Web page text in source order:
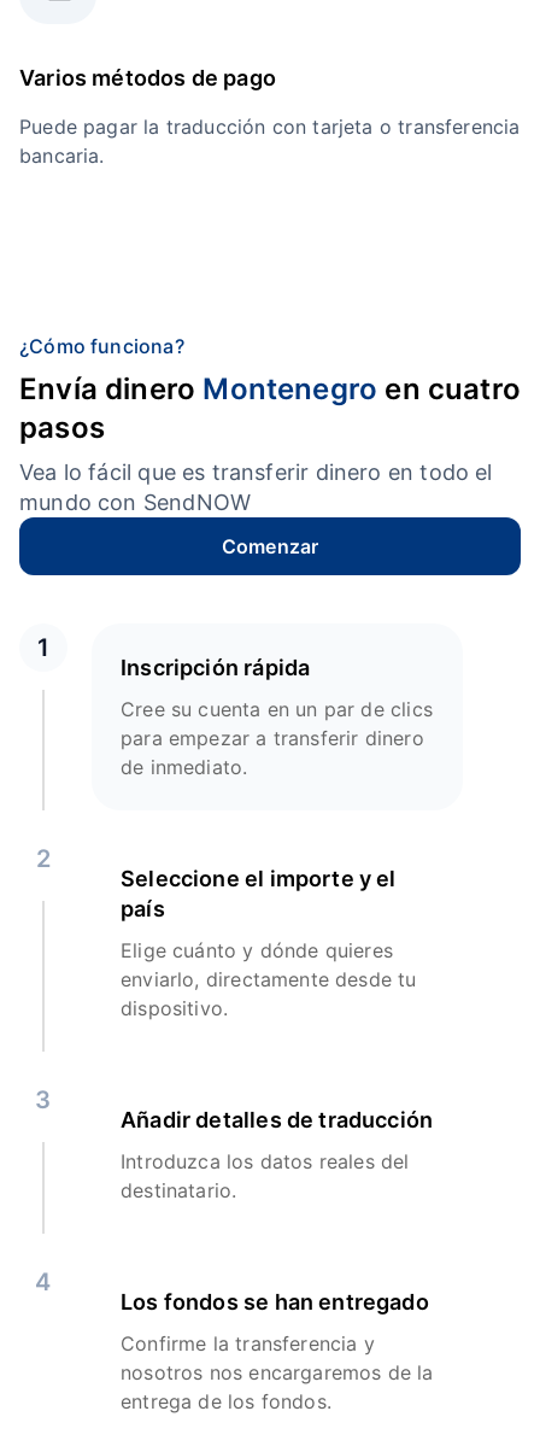
Varios métodos de pago
Puede pagar la traducción con tarjeta o transferencia
bancaria.
¿Cómo funciona?
Envía dinero Montenegro en cuatro
pasos
Vea lo fácil que es transferir dinero en todo el
mundo con SendNOW
Comenzar
1
Inscripción rápida
Cree su cuenta en un par de clics
para empezar a transferir dinero
de inmediato.
2
Seleccione el importe y el
país
Elige cuánto y dónde quieres
enviarlo, directamente desde tu
dispositivo.
3
Añadir detalles de traducción
Introduzca los datos reales del
destinatario.
4
Los fondos se han entregado
Confirme la transferencia y
nosotros nos encargaremos de la
entrega de los fondos.